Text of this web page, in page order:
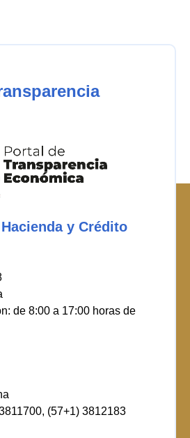
y Crédito
de 8:00 a 17:00 horas de
(57+1) 3812183